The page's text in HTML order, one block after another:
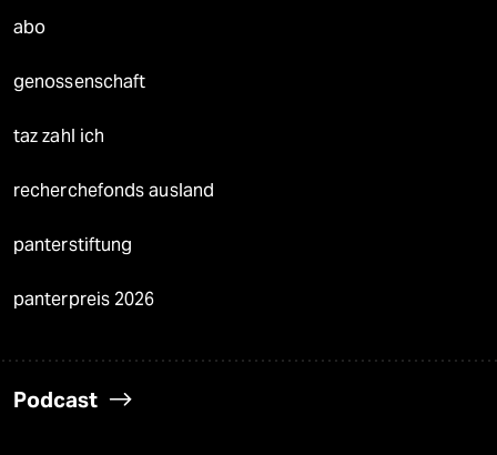
abo
genossenschaft
taz zahl ich
recherchefonds ausland
panterstiftung
panterpreis 2026
Podcast